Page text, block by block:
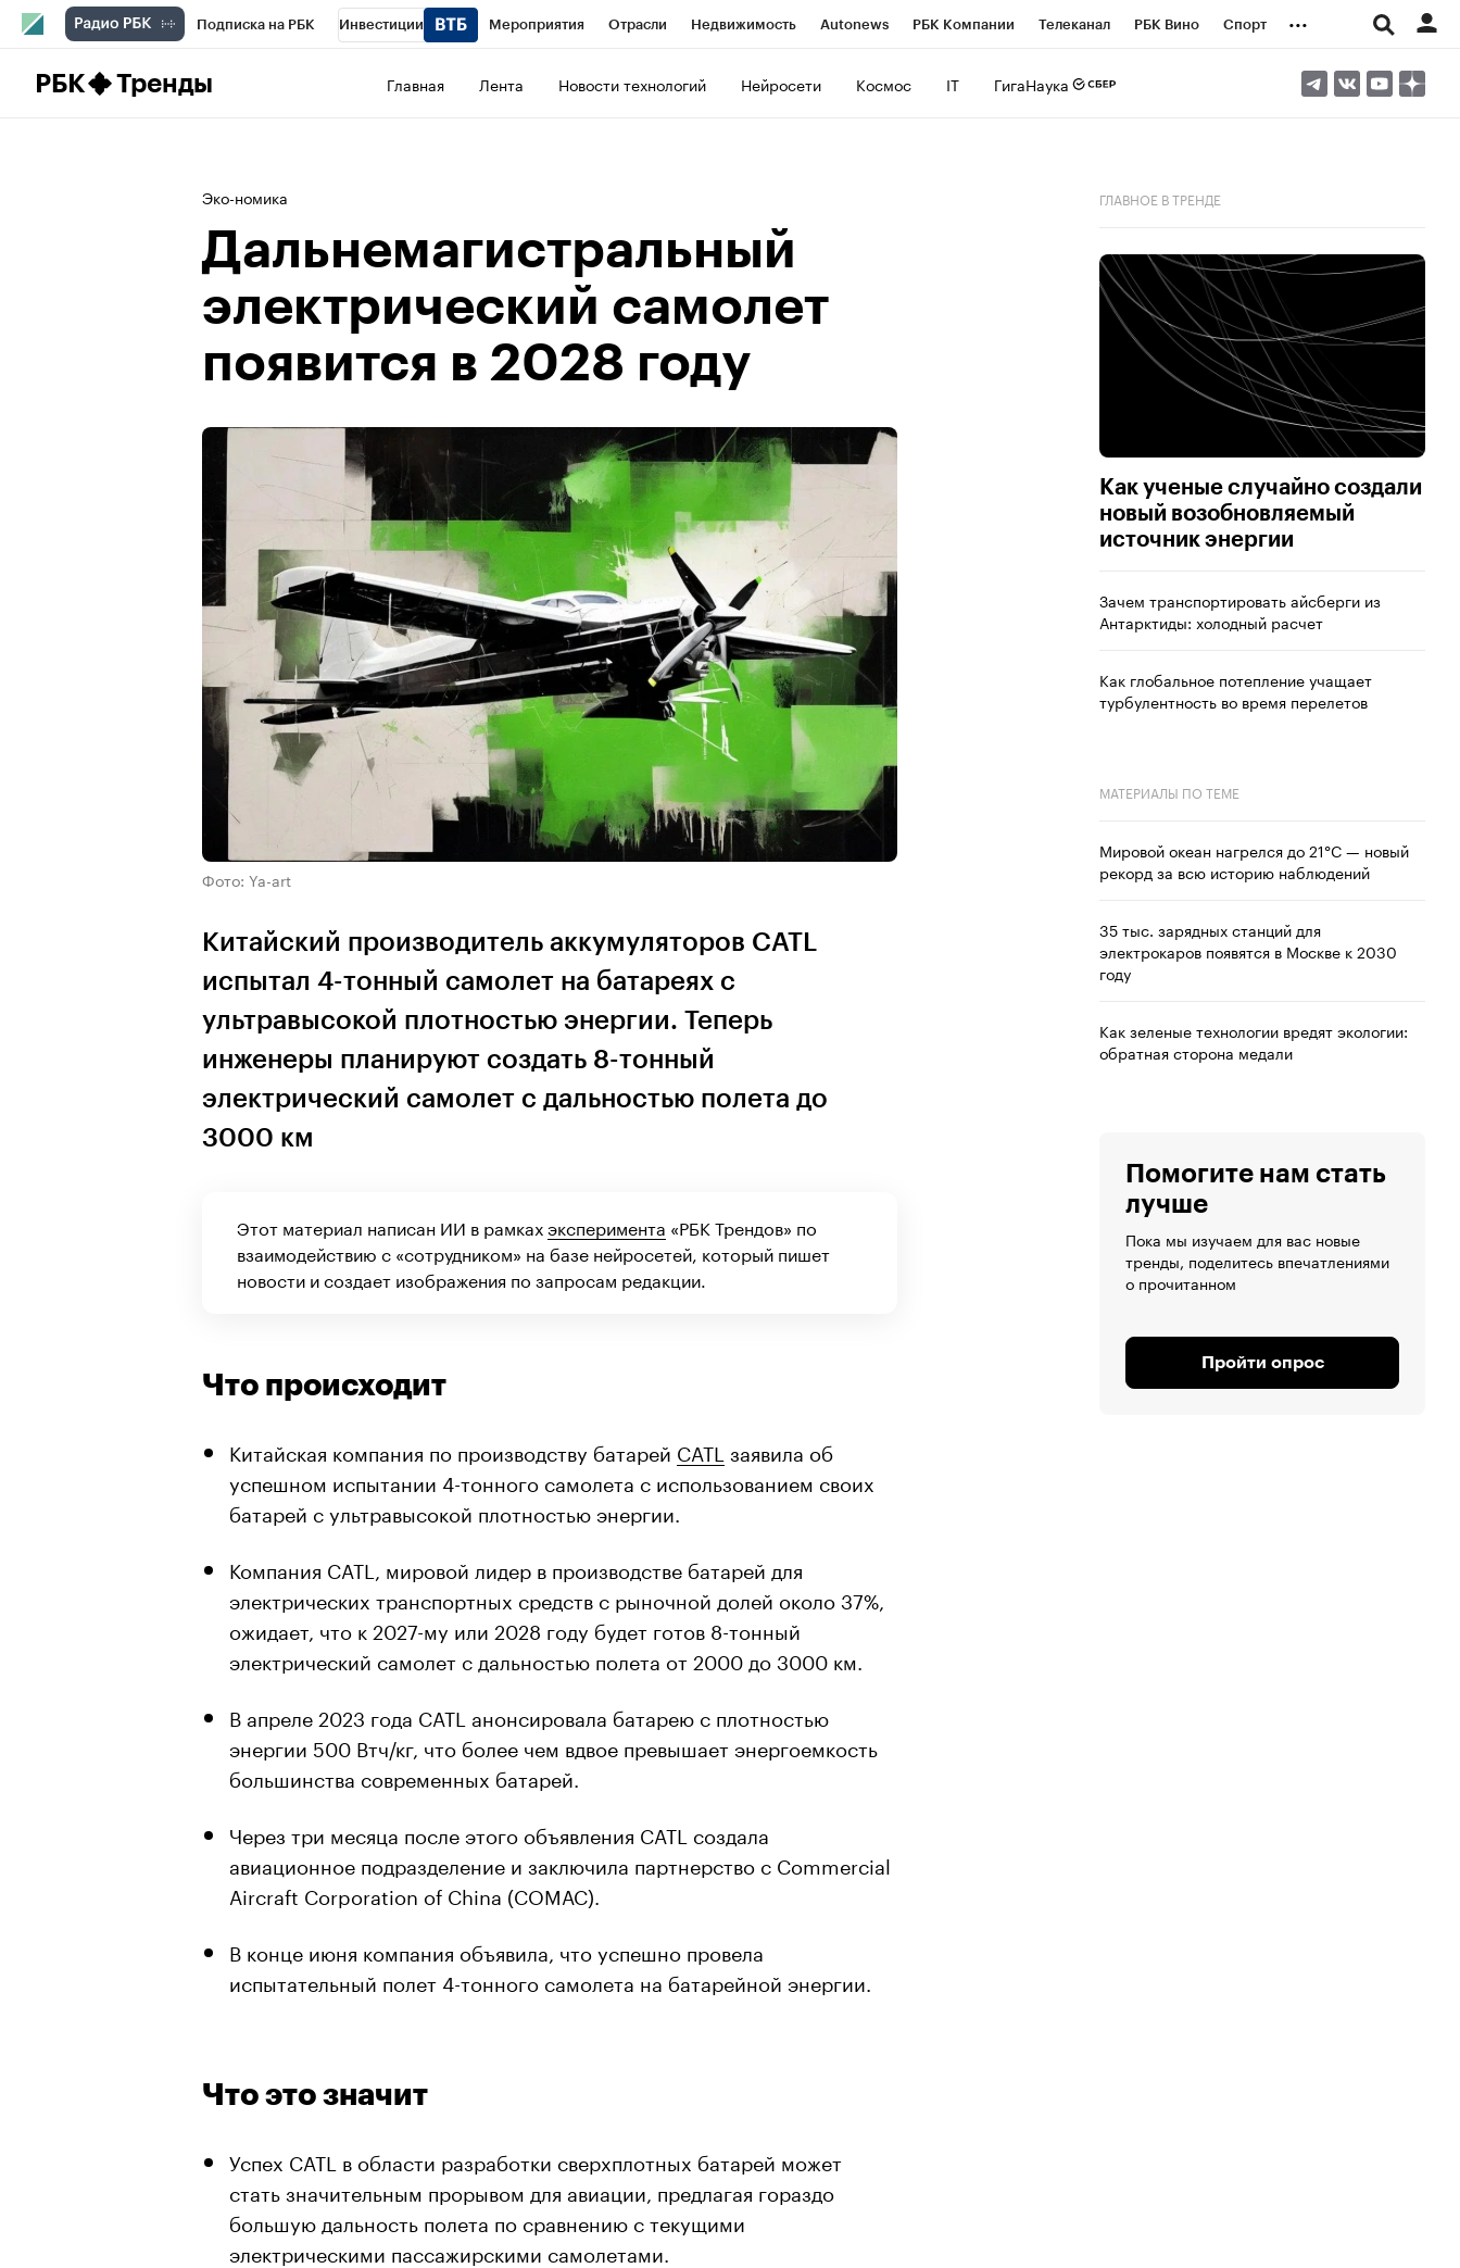
Подписка на РБК Инвестиции Мероприятия Отрасли Недвижимость Autonews РБК Компании Телеканал РБК Вино Спорт ...
РБК Тренды Главная Лента Новости технологий Нейросети Космос IT ГигаНаука
Эко-номика
Дальнемагистральный
электрический самолет
появится в 2028 году
Фото: Ya-art
Китайский производитель аккумуляторов CATL
испытал 4-тонный самолет на батареях с
ультравысокой плотностью энергии. Теперь
инженеры планируют создать 8-тонный
электрический самолет с дальностью полета до
3000 км
Этот материал написан ИИ в рамкахэксперимента «РБК Трендов» по
взаимодействию с «сотрудником» на базе нейросетей, который пишет
новости и создает изображения по запросам редакции.
Что происходит
Китайская компания по производству батарей CATL заявила об
успешном испытании 4-тонного самолета с использованием своих
батарей с ультравысокой плотностью энергии.
Компания CATL, мировой лидер в производстве батарей для
электрических транспортных средств с рыночной долей около 37%,
ожидает, что к 2027-му или 2028 году будет готов 8-тонный
электрический самолет с дальностью полета от 2000 до 3000 км.
В апреле 2023 года CATL анонсировала батарею с плотностью
энергии 500 Втч/кг, что более чем вдвое превышает энергоемкость
большинства современных батарей.
Через три месяца после этого объявления CATL создала
авиационное подразделение и заключила партнерство с Commercial
Aircraft Corporation of China (COMAC).
В конце июня компания объявила, что успешно провела
испытательный полет 4-тонного самолета на батарейной энергии.
Что это значит
Успех CATL в области разработки сверхплотных батарей может
стать значительным прорывом для авиации, предлагая гораздо
большую дальность полета по сравнению с текущими
электрическими пассажирскими самолетами.
ГЛАВНОЕ В ТРЕНДЕ
Как ученые случайно создали
новый возобновляемый
источник энергии
Зачем транспортировать айсберги из
Антарктиды: холодный расчет
Как глобальное потепление учащает
турбулентность во время перелетов
МАТЕРИАЛЫ ПО ТЕМЕ
Мировой океан нагрелся до 21°C — новый
рекорд за всю историю наблюдений
35 тыс. зарядных станций для
электрокаров появятся в Москве к 2030
году
Как зеленые технологии вредят экологии:
обратная сторона медали
Помогите нам стать
лучше
Пока мы изучаем для вас новые
тренды, поделитесь впечатлениями
о прочитанном
Пройти опрос